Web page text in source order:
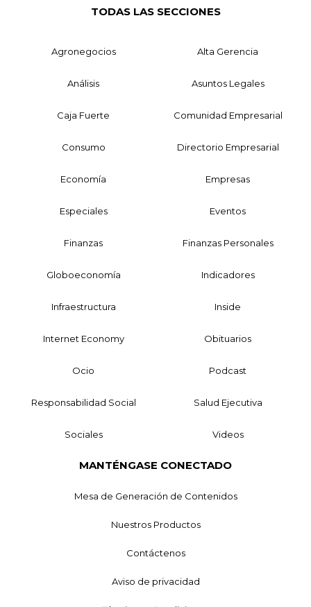
TODAS LAS SECCIONES
Agronegocios Alta Gerencia
Análisis Asuntos Legales
Caja Fuerte Comunidad Empresarial
Consumo Directorio Empresarial
Economía Empresas
Especiales Eventos
Finanzas Finanzas Personales
Globoeconomía Indicadores
Infraestructura Inside
Internet Economy Obituarios
Ocio Podcast
Responsabilidad Social Salud Ejecutiva
Sociales Videos
MANTÉNGASE CONECTADO
Mesa de Generación de Contenidos
Nuestros Productos
Contáctenos
Aviso de privacidad